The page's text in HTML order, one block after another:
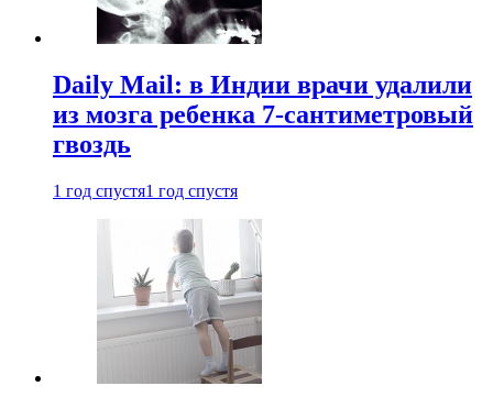
Daily Mail: в Индии врачи удалили
из мозга ребенка 7-сантиметровый
гвоздь
1 год спустя1 год спустя